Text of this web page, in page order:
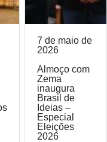
7 de maio de
2026
Almoço com
Zema
inaugura
Brasil de
Ideias –
Especial
Eleições
2026